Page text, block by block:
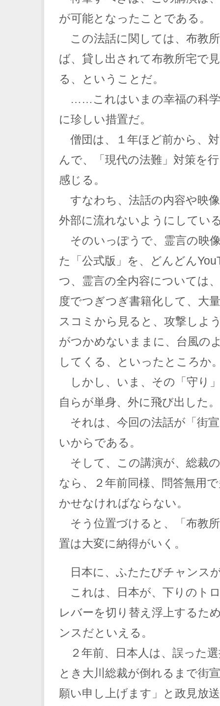
が可能となったことである。
この法話に関しては、布教
ば、貸し出されて布教所宅で
る、ということだ。
……これはいまの幸福の科学
に珍しい措置だ。
僧団は、１年ほど前から、
んで、「現代の法難」対策を
感じる。
すなわち、法話の内容や映
外部に流れないようにしてい
そのいっぽうで、霊言の映
た「公式版」を、どんどん
つ、霊言の全内容については
度でつぎつぎ書籍化して、大
スコミから見ると、攻撃しよ
がつかめないままに、台風の
してくる、といったところか
しかし、いま、その「守り
自らが単身、外に飛び出した。
それは、今回の法話が「街
いからである。
そして、この講演が、総裁
なら、２年前同様、問答無用
かせなければならない。
そう位置づけると、「布教
置は大変に納得がいく。
日本に、ふたたびチャンス
これは、日本が、下りのト
レバーを切り替え浮上するた
ンスだといえる。
２年前、日本人は、誤った
とき大川総裁が倒れるまで街
願い申し上げます」と政見放